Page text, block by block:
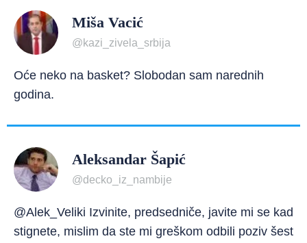
Miša Vacić
@kazi_zivela_srbija
Oće neko na basket? Slobodan sam narednih
godina.
Aleksandar Šapić
@decko_iz_nambije
@Alek_Veliki Izvinite, predsedniče, javite mi se kad
stignete, mislim da ste mi greškom odbili poziv šest